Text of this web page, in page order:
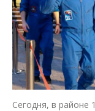
Сегодня, в районе